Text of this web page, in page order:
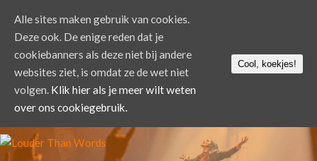
Alle sites maken gebruik van cookies.
Deze ook. De enige reden dat je
cookiebanners als deze niet bij andere
websites ziet, is omdat ze de wet niet
volgen. Klik hier als je meer wilt weten
over ons cookiegebruik.
Cool, koekjes!